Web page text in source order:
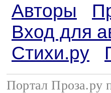
Авторы
Вход для
Стихи.ру
Портал Проза.ру